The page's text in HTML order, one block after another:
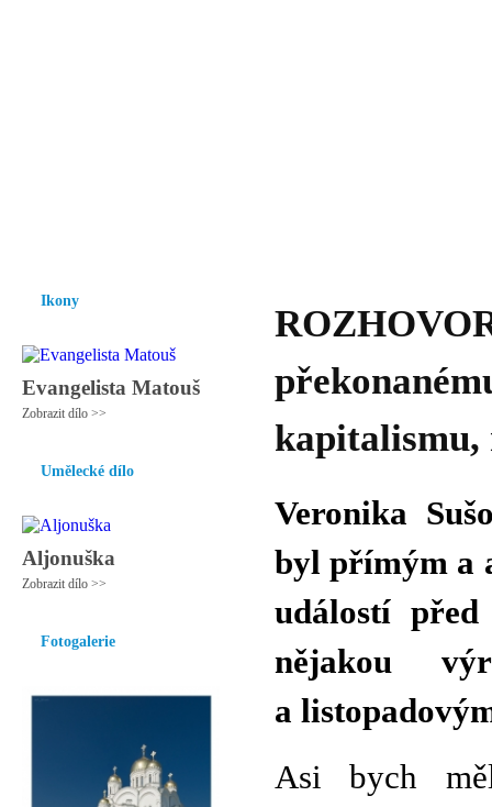
Ikony
Evangelista Matouš
Zobrazit dílo >>
Umělecké dílo
Aljonuška
Zobrazit dílo >>
Fotogalerie
Veronika
byl přímým a
událostí
nějakou
a
Asi bych